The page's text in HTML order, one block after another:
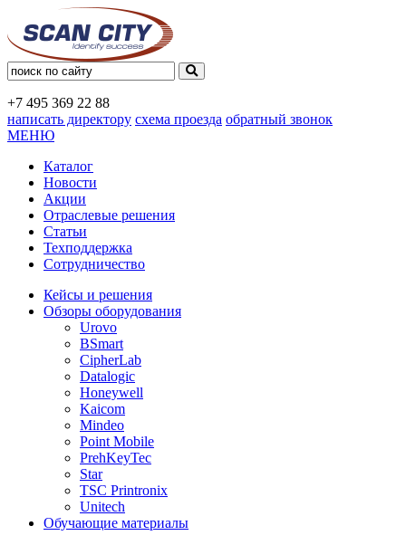
+7 495 369 22 88
написать директору схема проезда обратный звонок
МЕНЮ
Каталог
Новости
Акции
Отраслевые решения
Статьи
Техподдержка
Сотрудничество
Кейсы и решения
Обзоры оборудования
Urovo
BSmart
CipherLab
Datalogic
Honeywell
Kaicom
Mindeo
Point Mobile
PrehKeyTec
Star
TSC Printronix
Unitech
Обучающие материалы